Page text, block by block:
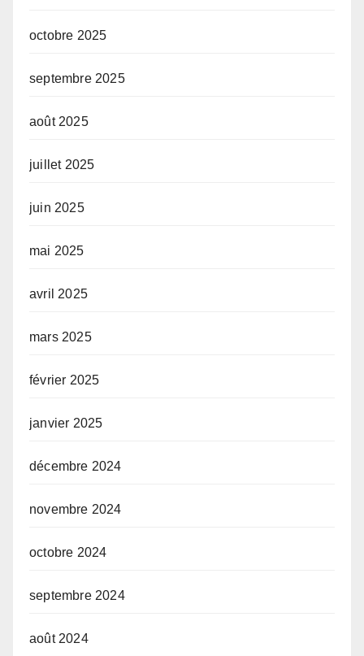
octobre 2025
septembre 2025
août 2025
juillet 2025
juin 2025
mai 2025
avril 2025
mars 2025
février 2025
janvier 2025
décembre 2024
novembre 2024
octobre 2024
septembre 2024
août 2024